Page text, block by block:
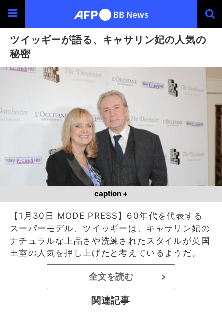
ツイッギーが語る、キャサリン妃の人気の
秘密
caption +
【1月30日 MODE PRESS】60年代を代表する
スーパーモデル、ツイッギーは、キャサリン妃の
ナチュラルな上品さや洗練されたスタイルが英国
王室の人気を押し上げたと考えているようだ。
全文を読む >
関連記事